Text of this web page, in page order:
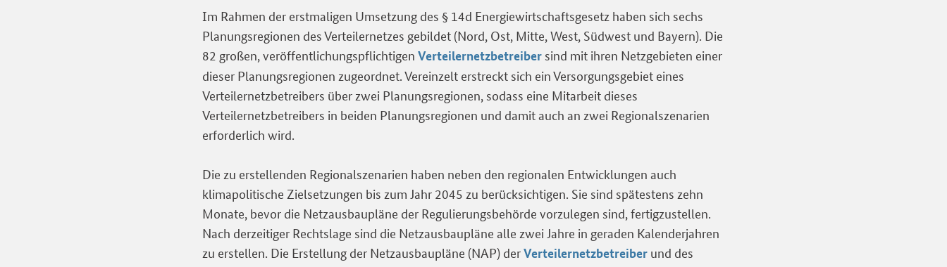
Im Rahmen der erstmaligen Umsetzung des § 14d Energiewirtschaftsgesetz haben sich sechs
Planungsregionen des Verteilernetzes gebildet (Nord, Ost, Mitte, West, Südwest und Bayern). Die
82 großen, veröffentlichungspflichtigen Verteilernetzbetreiber sind mit ihren Netzgebieten einer
dieser Planungsregionen zugeordnet. Vereinzelt erstreckt sich ein Versorgungsgebiet eines
Verteilernetzbetreibers über zwei Planungsregionen, sodass eine Mitarbeit dieses
Verteilernetzbetreibers in beiden Planungsregionen und damit auch an zwei Regionalszenarien
erforderlich wird.
Die zu erstellenden Regionalszenarien haben neben den regionalen Entwicklungen auch
klimapolitische Zielsetzungen bis zum Jahr 2045 zu berücksichtigen. Sie sind spätestens zehn
Monate, bevor die Netzausbaupläne der Regulierungsbehörde vorzulegen sind, fertigzustellen.
Nach derzeitiger Rechtslage sind die Netzausbaupläne alle zwei Jahre in geraden Kalenderjahren
zu erstellen. Die Erstellung der Netzausbaupläne (NAP) derVerteilernetzbetreiber und des